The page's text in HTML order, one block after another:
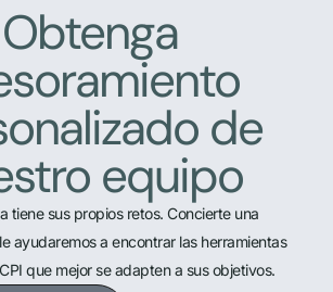
Obtenga
de
equipo
tiene sus propios retos. Concierte una
ayudaremos a encontrar las herramientas
que mejor se adapten a sus objetivos.